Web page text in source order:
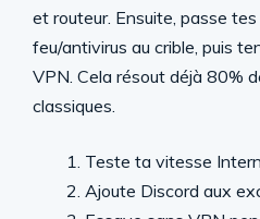
et routeur. Ensuite, passe
feu/antivirus au crible, puis
VPN. Cela résout déjà 80%
classiques.
Teste ta vitesse
Ajoute Discord aux